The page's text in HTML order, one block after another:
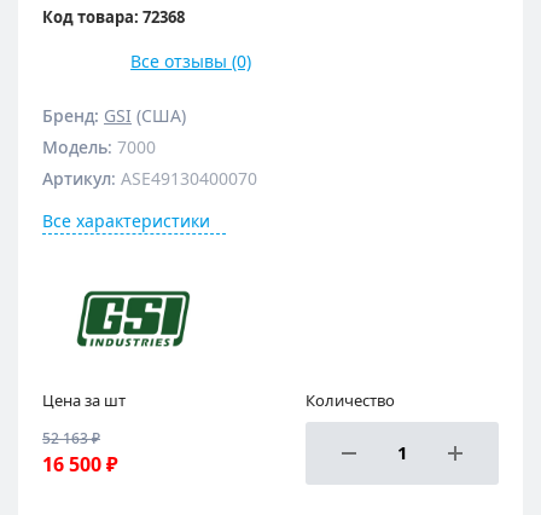
Код товара: 72368
Все отзывы (0)
Бренд: GSI (США)
Модель: 7000
Артикул: ASE49130400070
Все характеристики
Цена за шт
52 163 ₽
16 500 ₽
Количество